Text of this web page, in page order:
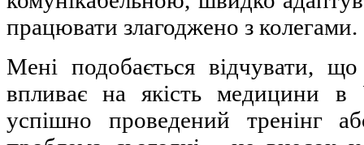
працювати злагоджено з колегами.
Мені подобається відчувати,
впливає на якість медицини в
успішно проведений тренінг